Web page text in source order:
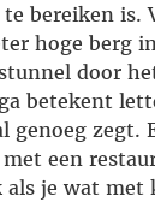
bereiken is.
hoge berg
door
betekent
genoeg zegt.
een
als je wat